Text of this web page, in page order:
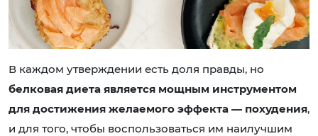
В каждом утверждении есть доля правды, но
белковая диета является мощным инструментом
для достижения желаемого эффекта — похудения,
и для того, чтобы воспользоваться им наилучшим